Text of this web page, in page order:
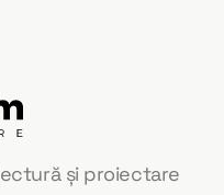
și proiectare